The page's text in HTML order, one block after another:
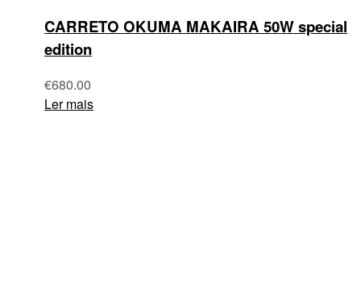
CARRETO OKUMA MAKAIRA 50W special
edition
€680.00
Ler mais